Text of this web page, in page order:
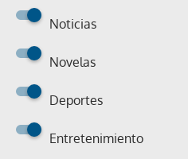
Noticias
Novelas
Deportes
Entretenimiento